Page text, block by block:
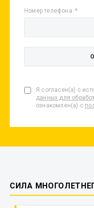
Номер телефона
Я согласен(а) с
данных для
ознакомлен(а) с
СИЛА